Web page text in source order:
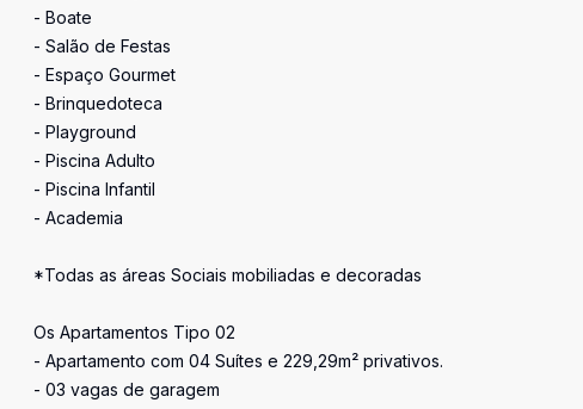
- Boate
- Salão de Festas
- Espaço Gourmet
- Brinquedoteca
- Playground
- Piscina Adulto
- Piscina Infantil
- Academia
*Todas as áreas Sociais mobiliadas e decoradas
Os Apartamentos Tipo 02
- Apartamento com 04 Suítes e 229,29m² privativos.
- 03 vagas de garagem